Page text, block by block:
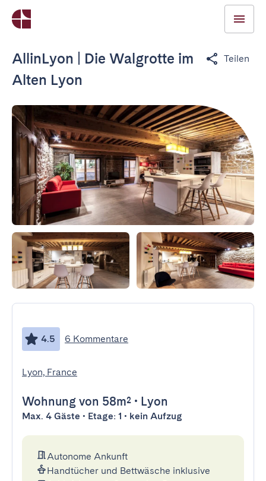
AllinLyon | Die Walgrotte im
Alten Lyon
Teilen
4.5 6 Kommentare
Lyon, France
Wohnung von 58m² • Lyon
Max. 4 Gäste • Etage: 1 • kein Aufzug
Autonome Ankunft
Handtücher und Bettwäsche inklusive